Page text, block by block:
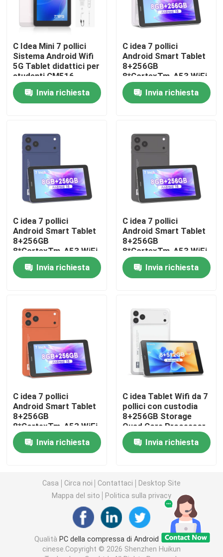
Casa
Prodotti
Video
Mostra VR
Chi siamo
Fatory Tour
Controllo di qualità
Contattaci
Richiedere un preventivo
PC della compressa di Android
Smart Tablet PC
Tablet touch screen
Compressa Kidspad
Tablet didattico per studenti
PC tablet da 7 pollici
PC tablet da 8 pollici
C Idea Mini 7 pollici
Sistema Android Wifi
5G Tablet didattici per
studenti CM516
Invia richiesta
C idea 7 pollici
Android Smart Tablet
8+256GB
8*CortexTm-A53 WiFi
Tablet Touch Screen
HD CM517 air
Invia richiesta
C idea 7 pollici
Android Smart Tablet
8+256GB
8*CortexTm-A53 WiFi
Tablet Touch Screen
HD CM517 air
Invia richiesta
C idea 7 pollici
Android Smart Tablet
8+256GB
8*CortexTm-A53 WiFi
Tablet Touch Screen
HD CM517 air
Invia richiesta
C idea 7 pollici
Android Smart Tablet
8+256GB
8*CortexTm-A53 WiFi
Tablet Touch Screen
HD CM517 air
Invia richiesta
C idea Tablet Wifi da 7
pollici con custodia
8+256GB Storage
Quad Core Processor
600x1024 IPS
Touchscreen CM517
air
Invia richiesta
Casa Circa noi Contattaci
Desktop Site
Mappa del sito
Politica sulla privacy
Qualità PC della compressa di Android
Fabbrica
cinese.Copyright © 2026 Shenzhen Huikun